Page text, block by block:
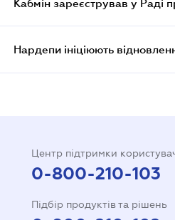
Кабмін зареєстрував у Раді
Нардепи ініціюють
Центр підтримки
0-800-210-103
Підбір продуктів та рішень